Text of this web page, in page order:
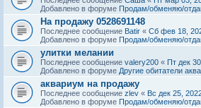
Добавлено в форуме Продам/обменяю/
На продажу 0528691148
Последнее сообщение Batir « Сб фев 18,
Добавлено в форуме Продам/обменяю/
улитки мелании
Последнее сообщение valery200 « Пт дек
Добавлено в форуме Другие обитатели
аквариум на продажу
Последнее сообщение zlev « Вс дек 25,
Добавлено в форуме Продам/обменяю/